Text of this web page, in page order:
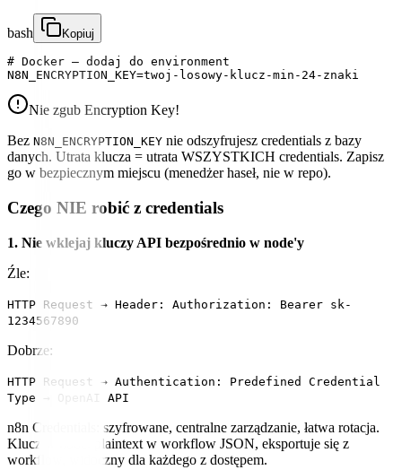
bash Kopiuj
# Docker – dodaj do environment
Nie zgub Encryption Key!
Bez N8N_ENCRYPTION_KEY nie odszyfrujesz credentials z bazy
danych. Utrata klucza = utrata WSZYSTKICH credentials. Zapisz
go w bezpiecznym miejscu (menedżer haseł, nie w repo).
Czego NIE robić z credentials
1. Nie wklejaj kluczy API bezpośrednio w node'y
Źle:
HTTP Request → Header: Authorization: Bearer sk-
1234567890
Dobrze:
HTTP Request → Authentication: Predefined Credential
Type → OpenAI API
n8n Credentials: szyfrowane, centralne zarządzanie, łatwa rotacja.
Klucz w node: plaintext w workflow JSON, eksportuje się z
workflow, widoczny dla każdego z dostępem.